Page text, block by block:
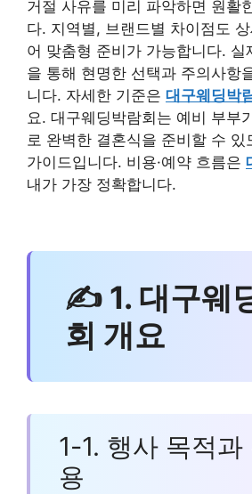
거절 사유를 미리 파악하면 원활
다. 지역별, 브랜드별 차이점도
어 맞춤형 준비가 가능합니다. 실
을 통해 현명한 선택과 주의사항
니다. 자세한 기준은 대구웨딩박
요. 대구웨딩박람회는 예비 부부
로 완벽한 결혼식을 준비할 수 있
가이드입니다. 비용·예약 흐름은
내가 가장 정확합니다.
✍ 1. 대구웨
회 개요
1-1. 행사 목적과
용